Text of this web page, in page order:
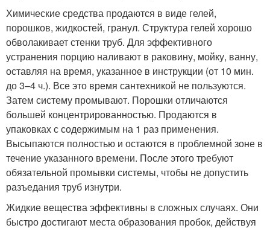
Химические средства продаются в виде гелей,
порошков, жидкостей, гранул. Структура гелей хорошо
обволакивает стенки труб. Для эффективного
устранения порцию наливают в раковину, мойку, ванну,
оставляя на время, указанное в инструкции (от 10 мин.
до 3–4 ч.). Все это время сантехникой не пользуются.
Затем систему промывают. Порошки отличаются
большей концентрированностью. Продаются в
упаковках с содержимым на 1 раз применения.
Высыпаются полностью и остаются в проблемной зоне в
течение указанного времени. После этого требуют
обязательной промывки системы, чтобы не допустить
разъедания труб изнутри.
Жидкие вещества эффективны в сложных случаях. Они
быстро достигают места образования пробок, действуя